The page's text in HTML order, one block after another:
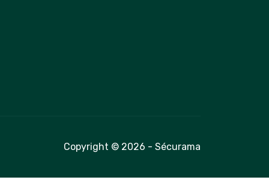
Copyright © 2026 - Sécurama